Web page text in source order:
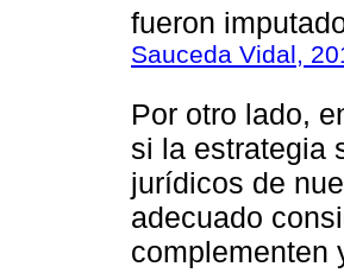
fueron
Sauceda Vidal,
Por otro lado,
si la estrategia
jurídicos de
adecuado
complementen